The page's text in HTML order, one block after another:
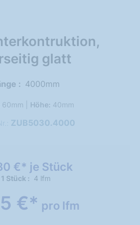
glatt
4000mm
60mm | Höhe: 40mm
ZUB5030.4000
€* je Stück
1 Stück 4 lfm
€* pro lfm